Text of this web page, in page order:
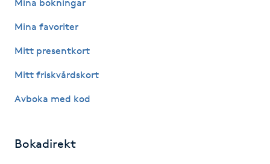
Hårförlängning
Hälsa
Mina bokningar
Mina favoriter
Mitt presentkort
Mitt friskvårdskort
Avboka med kod
Bokadirekt